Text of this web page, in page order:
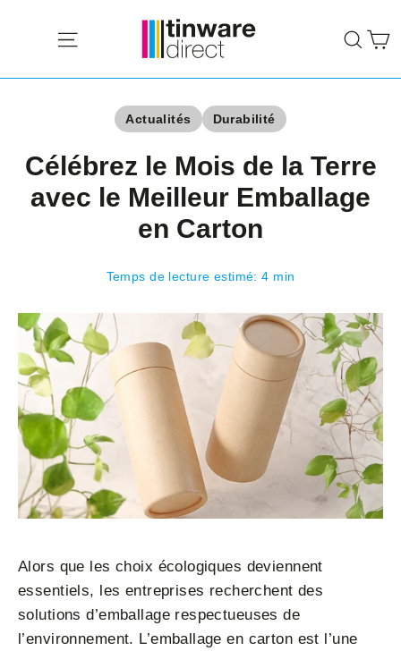
Actualités Durabilité
Célébrez le Mois de la Terre
avec le Meilleur Emballage
en Carton
Temps de lecture estimé: 4 min
Alors que les choix écologiques deviennent
essentiels, les entreprises recherchent des
solutions d’emballage respectueuses de
l’environnement. L’emballage en carton est l’une